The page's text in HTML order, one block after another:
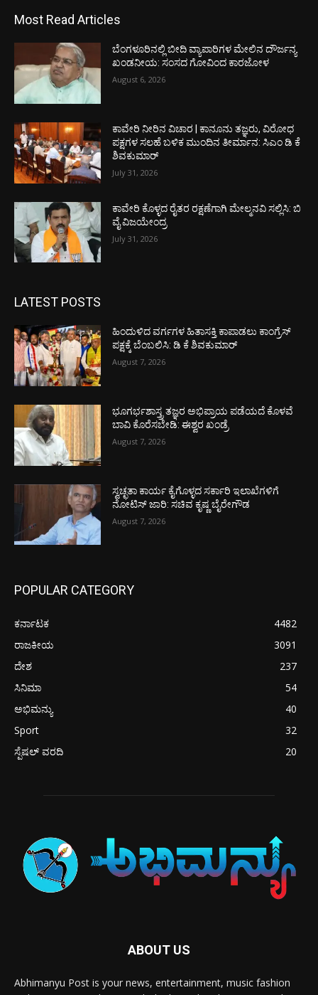
Most Read Articles
ಬೆಂಗಳೂರಿನಲ್ಲಿ ಬೀದಿ ವ್ಯಾಪಾರಿಗಳ ಮೇಲಿನ ದೌರ್ಜನ್ಯ
ಖಂಡನೀಯ: ಸಂಸದ ಗೋವಿಂದ ಕಾರಜೋಳ
August 6, 2026
ಕಾವೇರಿ ನೀರಿನ ವಿಚಾರ | ಕಾನೂನು ತಜ್ಞರು, ವಿರೋಧ
ಪಕ್ಷಗಳ ಸಲಹೆ ಬಳಿಕ ಮುಂದಿನ ತೀರ್ಮಾನ: ಸಿಎಂ ಡಿ ಕೆ
ಶಿವಕುಮಾರ್
July 31, 2026
ಕಾವೇರಿ ಕೊಳ್ಳದ ರೈತರ ರಕ್ಷಣೆಗಾಗಿ ಮೇಲ್ಮನವಿ ಸಲ್ಲಿಸಿ: ಬಿ
ವೈ ವಿಜಯೇಂದ್ರ
July 31, 2026
LATEST POSTS
ಹಿಂದುಳಿದ ವರ್ಗಗಳ ಹಿತಾಸಕ್ತಿ ಕಾಪಾಡಲು ಕಾಂಗ್ರೆಸ್
ಪಕ್ಷಕ್ಕೆ ಬೆಂಬಲಿಸಿ: ಡಿ ಕೆ ಶಿವಕುಮಾರ್
August 7, 2026
ಭೂಗರ್ಭಶಾಸ್ತ್ರ ತಜ್ಞರ ಅಭಿಪ್ರಾಯ ಪಡೆಯದೆ ಕೊಳವೆ
ಬಾವಿ ಕೊರೆಸಬೇಡಿ: ಈಶ್ವರ ಖಂಡ್ರೆ
August 7, 2026
ಸ್ವಚ್ಛತಾ ಕಾರ್ಯ ಕೈಗೊಳ್ಳದ ಸರ್ಕಾರಿ ಇಲಾಖೆಗಳಿಗೆ
ನೋಟಿಸ್ ಜಾರಿ: ಸಚಿವ ಕೃಷ್ಣ ಬೈರೇಗೌಡ
August 7, 2026
POPULAR CATEGORY
ಕರ್ನಾಟಕ
4482
ರಾಜಕೀಯ
3091
ದೇಶ
237
ಸಿನಿಮಾ
54
ಅಭಿಮನ್ಯು
40
Sport
32
ಸ್ಪೆಷಲ್ ವರದಿ
20
ABOUT US
Abhimanyu Post is your news, entertainment, music fashion